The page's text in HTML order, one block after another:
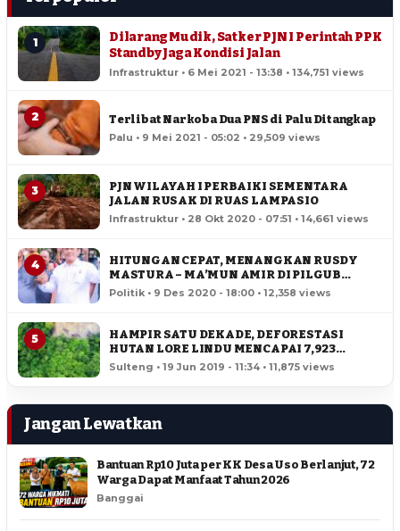
1
Dilarang Mudik, Satker PJN I Perintah PPK
Standby Jaga Kondisi Jalan
Infrastruktur • 6 Mei 2021 - 13:38 • 134,751 views
2 Terlibat Narkoba Dua PNS di Palu Ditangkap
Palu • 9 Mei 2021 - 05:02 • 29,509 views
3
PJN WILAYAH I PERBAIKI SEMENTARA
JALAN RUSAK DI RUAS LAMPASIO
Infrastruktur • 28 Okt 2020 - 07:51 • 14,661 views
4
HITUNGAN CEPAT, MENANGKAN RUSDY
MASTURA – MA’MUN AMIR DI PILGUB
SULTENG
Politik • 9 Des 2020 - 18:00 • 12,358 views
5
HAMPIR SATU DEKADE, DEFORESTASI
HUTAN LORE LINDU MENCAPAI 7,923
HEKTAR
Sulteng • 19 Jun 2019 - 11:34 • 11,875 views
Jangan Lewatkan
Bantuan Rp10 Juta per KK Desa Uso Berlanjut, 72
Warga Dapat Manfaat Tahun 2026
Banggai